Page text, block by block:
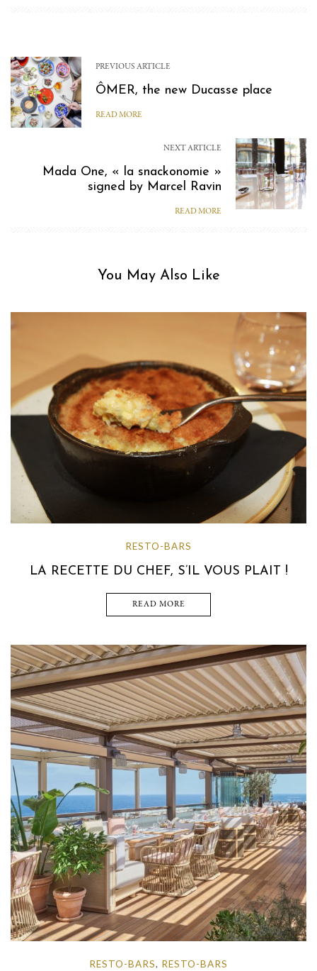
PREVIOUS ARTICLE
ÔMER, the new Ducasse place
READ MORE
NEXT ARTICLE
Mada One, « la snackonomie »
signed by Marcel Ravin
READ MORE
You May Also Like
RESTO-BARS
LA RECETTE DU CHEF, S’IL VOUS PLAIT !
READ MORE
RESTO-BARS, RESTO-BARS